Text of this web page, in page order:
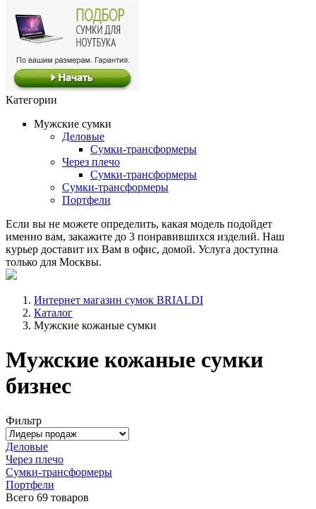
Категории
Мужские сумки
Деловые
Сумки-трансформеры
Через плечо
Сумки-трансформеры
Сумки-трансформеры
Портфели
Если вы не можете определить, какая модель подойдет
именно вам, закажите до 3 понравившихся изделий. Наш
курьер доставит их Вам в офис, домой. Услуга доступна
только для Москвы.
Интернет магазин сумок BRIALDI
Каталог
Мужские кожаные сумки
Мужские кожаные сумки
бизнес
Фильтр
Деловые
Через плечо
Сумки-трансформеры
Портфели
Всего 69 товаров